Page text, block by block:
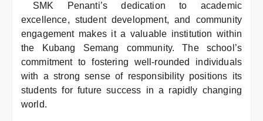
SMK Penanti’s dedication to academic
excellence, student development, and community
engagement makes it a valuable institution within
the Kubang Semang community. The school’s
commitment to fostering well-rounded individuals
with a strong sense of responsibility positions its
students for future success in a rapidly changing
world.